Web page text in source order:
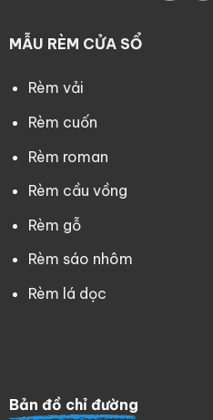
MẪU RÈM CỬA SỔ
Rèm vải
Rèm cuốn
Rèm roman
Rèm cầu vồng
Rèm gỗ
Rèm sáo nhôm
Rèm lá dọc
Bản đồ chỉ đường